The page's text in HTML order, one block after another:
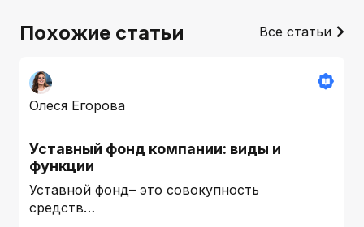
Похожие статьи Все статьи
Олеся Егорова
Уставный фонд компании: виды и
функции
Уставной фонд– это совокупность
средств…